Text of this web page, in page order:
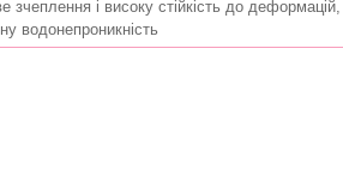
і високу стійкість до деформацій,
водонепроникність